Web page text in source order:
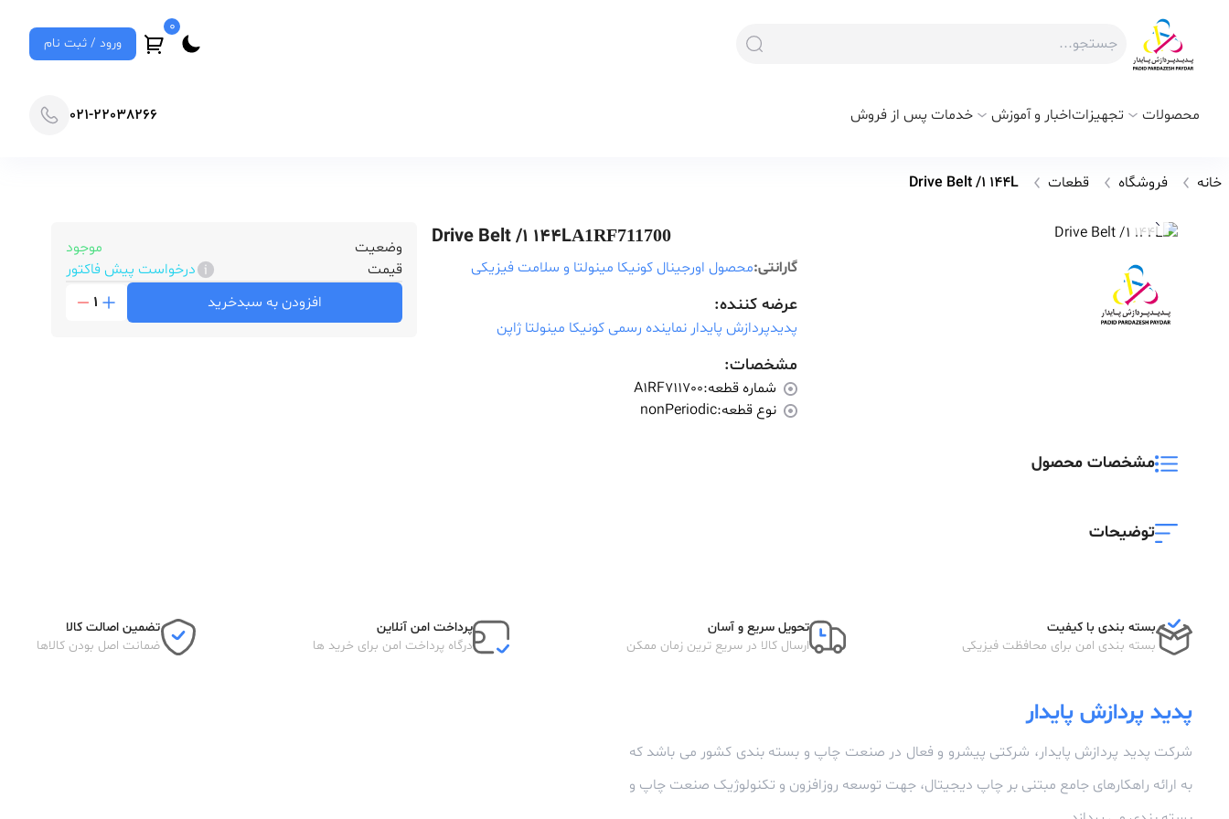
0
ورود / ثبت نام
محصولات تجهیزاتاخبار و آموزش خدمات پس از فروش 021-22038266
خانه فروشگاه قطعات Drive Belt /1 144L
Drive Belt /1 144LA1RF711700
گارانتی:محصول اورجینال کونیکا مینولتا و سلامت فیزیکی
عرضه کننده:
پدیدپردازش پایدار نماینده رسمی کونیکا مینولتا ژاپن
مشخصات:
شماره قطعه:A1RF711700
نوع قطعه:nonPeriodic
وضعیت
موجود
قیمت
درخواست پیش فاکتور
افزودن به سبدخرید
1
مشخصات محصول
توضیحات
بسته بندی با کیفیت
بسته بندی امن برای محافظت فیزیکی
تحویل سریع و آسان
ارسال کالا در سریع ترین زمان ممکن
پرداخت امن آنلاین
درگاه پرداخت امن برای خرید ها
تضمین اصالت کالا
ضمانت اصل بودن کالاها
پدید پردازش پایدار
شرکت پدید پردازش پایدار، شرکتی پیشرو و فعال در صنعت چاپ و بسته بندی کشور می باشد که
به ارائه راهکارهای جامع مبتنی بر چاپ دیجیتال، جهت توسعه روزافزون و تکنولوژیک صنعت چاپ و